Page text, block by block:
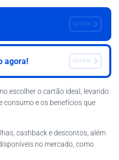
A
T
N
OFFEN
agora! OFFEN
escolher o cartão ideal, levando
consumo e os benefícios que
cashback e descontos, além
no mercado, como